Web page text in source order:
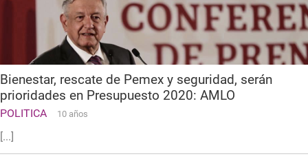
Bienestar, rescate de Pemex y seguridad, serán
prioridades en Presupuesto 2020: AMLO
POLITICA 10 años
[...]